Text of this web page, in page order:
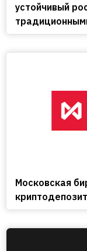
устойчивый
Московская